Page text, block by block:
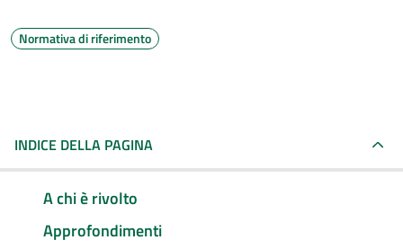
Normativa di riferimento
INDICE DELLA PAGINA
A chi è rivolto
Approfondimenti